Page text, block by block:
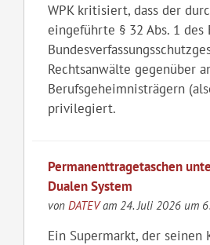
WPK kritisiert, dass der
eingeführte § 32 Abs. 1 des
Rechtsanwälte gegenüber
Berufsgeheimnisträgern
privilegiert.
Permanenttragetaschen
Dualen System
von DATEVam 24. Juli 2026 um
Ein Supermarkt, der seinen